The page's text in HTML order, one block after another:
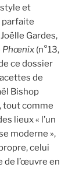
et
parfaite
Gardes,
Phœnix (n°13,
ce dossier
de
Bishop
tout comme
lieux « l’un
moderne »,
celui
de l’œuvre en